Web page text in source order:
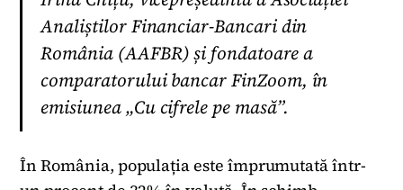
Analiștilor Financiar-Bancari din
România (AAFBR) și fondatoare a
comparatorului bancar FinZoom, în
emisiunea „Cu cifrele pe masă”.
În România, populația este împrumutată într-